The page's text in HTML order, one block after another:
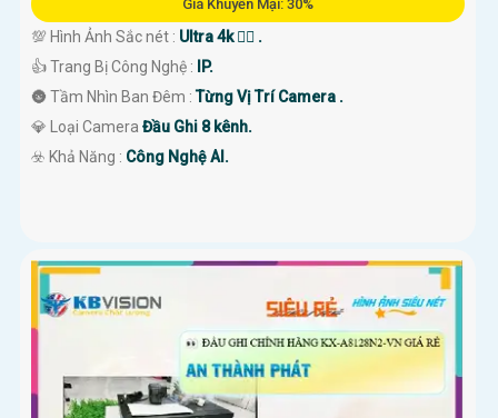
Giá Khuyến Mại: 30%
💯 Hình Ảnh Sắc nét : Ultra 4k 👍🏾 .
👍 Trang Bị Công Nghệ :
IP.
🌚 Tầm Nhìn Ban Đêm :Từng Vị Trí Camera .
💎 Loại Camera Đầu Ghi 8 kênh.
️☣️ Khả Năng : Công Nghệ AI.